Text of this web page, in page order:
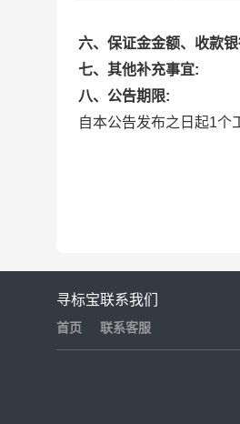
六、保证金金额、收款
七、其他补充事宜:
八、公告期限:
自本公告发布之日起1个
寻标宝
首页
联系我们
联系客服